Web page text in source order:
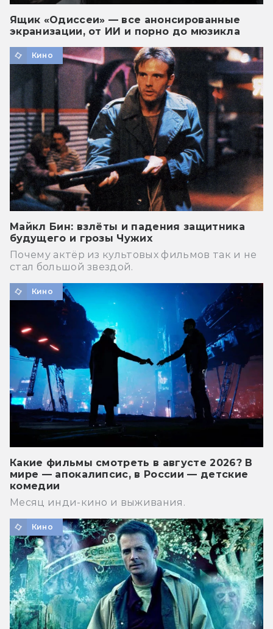
Ящик «Одиссеи» — все анонсированные
экранизации, от ИИ и порно до мюзикла
Кино
Майкл Бин: взлёты и падения защитника
будущего и грозы Чужих
Почему актёр из культовых фильмов так и не
стал большой звездой.
Кино
Какие фильмы смотреть в августе 2026? В
мире — апокалипсис, в России — детские
комедии
Месяц инди-кино и выживания.
Кино